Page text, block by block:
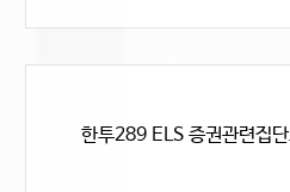
한투289 ELS 증권관련집